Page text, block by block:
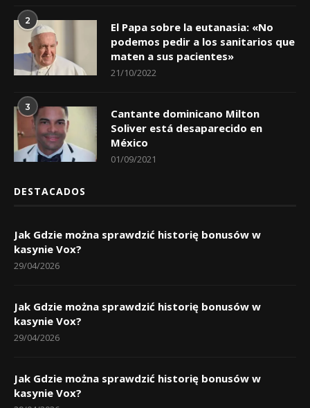
2
El Papa sobre la eutanasia: «No
podemos pedir a los sanitarios que
maten a sus pacientes»
21/10/2022
3
Cantante dominicano Milton
Soliver está desaparecido en
México
01/09/2021
DESTACADOS
Jak Gdzie można sprawdzić historię bonusów w
kasynie Vox?
29/04/2026
Jak Gdzie można sprawdzić historię bonusów w
kasynie Vox?
29/04/2026
Jak Gdzie można sprawdzić historię bonusów w
kasynie Vox?